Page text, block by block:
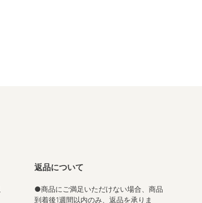
返品について
●商品にご満足いただけない場合、商品
到着後1週間以内のみ、返品を承りま